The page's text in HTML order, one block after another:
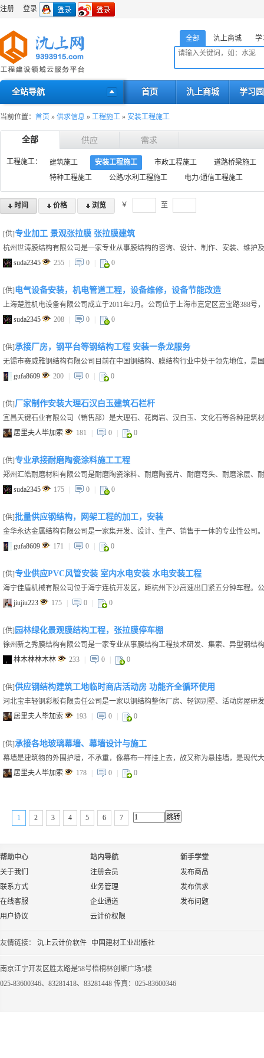
注册 登录
全部 氿上商城 学
全站导航 首页 氿上商城 学习
当前位置： 首页 » 供求信息 » 工程施工 » 安装工程施工
全部 供应 需求
工程施工： 建筑施工 安装工程施工 市政工程施工
道路桥梁施工
特种工程施工
公路/水利工程施工 电力/通信工程施工
时间 价格 浏览 ￥ 至
[供]专业加工 景观张拉膜 张拉膜建筑
suda2345 255 | 0 | 0
[供] 电气设备安装，机电管道工程，设备维修，设备节能改造
上海楚胜机电设备有限公司成立于2011年2月。公司位于上海市嘉定区嘉宝路388号
suda2345
208 | 0 | 0
[供]承接厂房，钢平台等钢结构工程 安装一条龙服务
gufa8609 200 | 0 | 0
[供]厂家制作安装大理石汉白玉建筑石栏杆
居里夫人毕加索 181 | 0 | 0
[供]专业承接耐磨陶瓷涂料施工工程
suda2345 175 | 0 | 0
[供]批量供应钢结构，网架工程的加工，安装
gufa8609 171 | 0 | 0
[供]专业供应PVC风管安装 室内水电安装 水电安装工程
jiujiu223 175 | 0 | 0
[供] 园林绿化景观膜结构工程，张拉膜停车棚
林木林林木林 233 | 0 | 0
[供]供应钢结构建筑工地临时商店活动房 功能齐全循环使用
居里夫人毕加索 193 | 0 | 0
[供]承接各地玻璃幕墙、幕墙设计与施工
居里夫人毕加索 178 | 0 | 0
1 2 3 4 5 6 7
帮助中心
关于我们
联系方式
在线客服
用户协议
站内导航
注册会员
业务管理
企业通道
云计价权限
新手学堂
发布商品
发布供求
发布问题
友情链接： 氿上云计价软件 中国建材工业出版社
南京江宁开发区胜太路是58号梧桐林创聚广场5楼
025-83600346、83281418、83281448 传真：025-83600346